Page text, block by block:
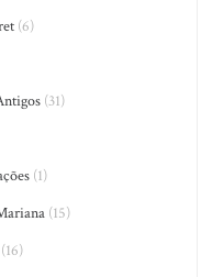
(6)
(31)
(1)
(15)
(16)